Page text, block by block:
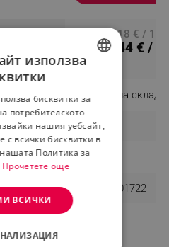
ПЦД: 10.18 € /
8.44 € /
лв.
Налично на склад
Rosberg
0.27 kg
3800235301722
ROMANIAN
използва
бисквитки за
потребителското
нашия уебсайт,
с всички бисквитки в
Политика за
Прочетете още
ВСИЧКИ